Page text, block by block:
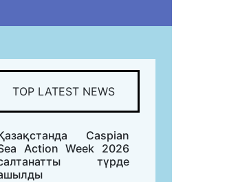
TOP LATEST NEWS
Caspian
Action Week 2026
түрде